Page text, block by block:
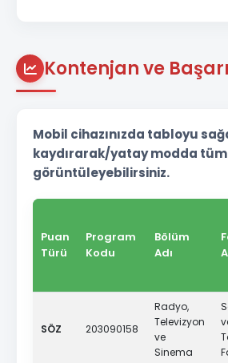
Kontenjan ve Başarı
Mobil cihazınızda tabloyu
kaydırarak/yatay modda
görüntüleyebilirsiniz.
Puan
Türü
Program
Kodu
Bölüm
Adı
SÖZ 203090158
Radyo,
Televizyon
ve
Sinema